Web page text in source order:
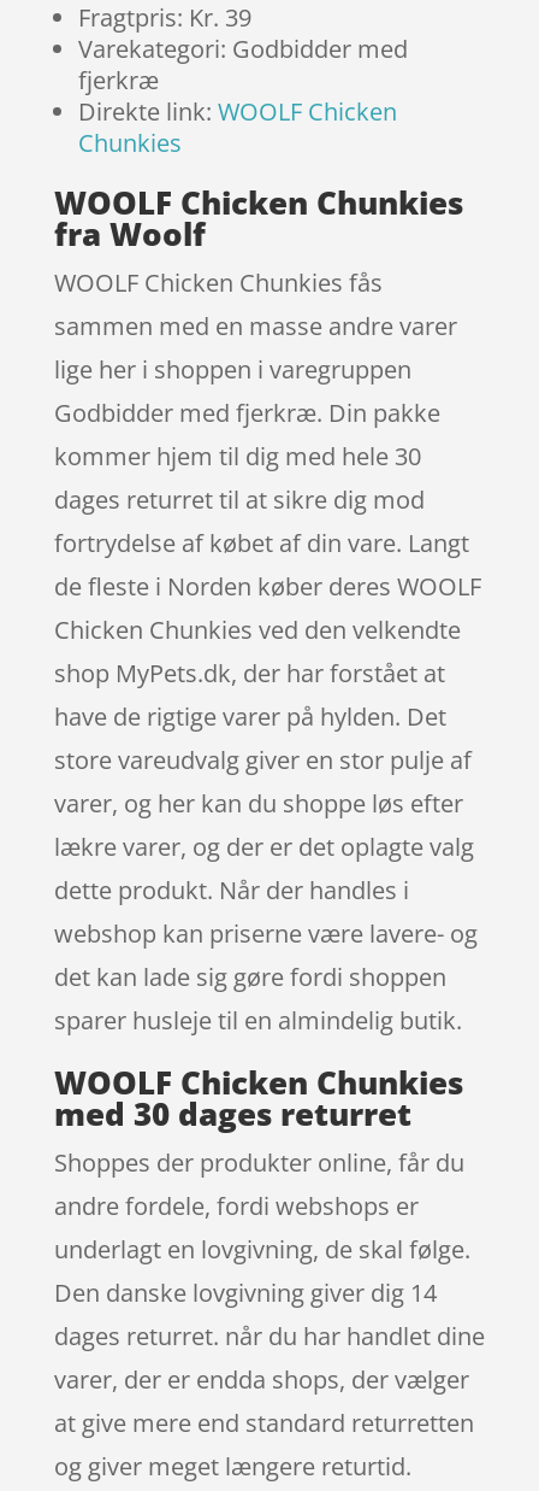
Fragtpris: Kr. 39
Varekategori: Godbidder med
fjerkræ
Direkte link: WOOLF Chicken
Chunkies
WOOLF Chicken Chunkies
fra Woolf
WOOLF Chicken Chunkies fås
sammen med en masse andre varer
lige her i shoppen i varegruppen
Godbidder med fjerkræ. Din pakke
kommer hjem til dig med hele 30
dages returret til at sikre dig mod
fortrydelse af købet af din vare. Langt
de fleste i Norden køber deres WOOLF
Chicken Chunkies ved den velkendte
shop MyPets.dk, der har forstået at
have de rigtige varer på hylden. Det
store vareudvalg giver en stor pulje af
varer, og her kan du shoppe løs efter
lækre varer, og der er det oplagte valg
dette produkt. Når der handles i
webshop kan priserne være lavere- og
det kan lade sig gøre fordi shoppen
sparer husleje til en almindelig butik.
WOOLF Chicken Chunkies
med 30 dages returret
Shoppes der produkter online, får du
andre fordele, fordi webshops er
underlagt en lovgivning, de skal følge.
Den danske lovgivning giver dig 14
dages returret. når du har handlet dine
varer, der er endda shops, der vælger
at give mere end standard returretten
og giver meget længere returtid.